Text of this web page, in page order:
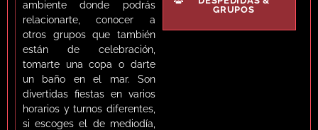
ambiente donde podrás
relacionarte, conocer a
otros grupos que también
están de celebración,
tomarte una copa o darte
un baño en el mar. Son
divertidas fiestas en varios
horarios y turnos diferentes,
si escoges el de mediodía,
GRUPOS